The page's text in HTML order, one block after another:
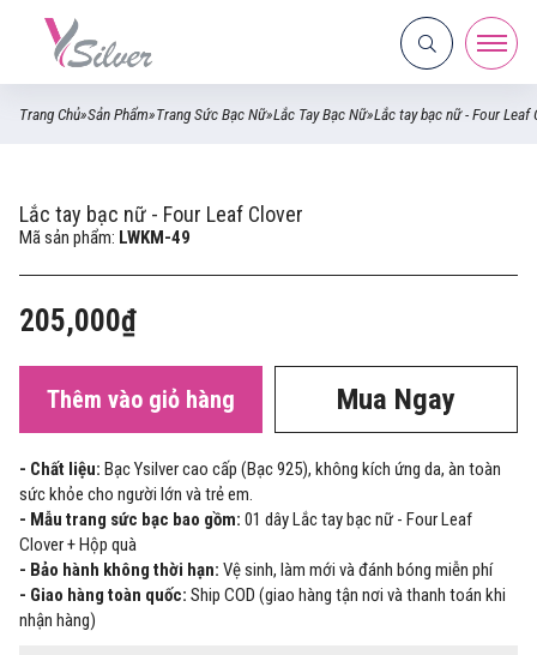
Trang Chủ»Sản Phẩm»Trang Sức Bạc Nữ»Lắc Tay Bạc Nữ»Lắc tay bạc nữ - Four Leaf
Lắc tay bạc nữ - Four Leaf Clover
Mã sản phẩm: LWKM-49
205,000₫
Thêm vào giỏ hàng Mua Ngay
- Chất liệu: Bạc Ysilver cao cấp (Bạc 925), không kích ứng da, àn toàn
sức khỏe cho người lớn và trẻ em.
- Mẫu trang sức bạc bao gồm: 01 dây Lắc tay bạc nữ - Four Leaf
Clover + Hộp quà
- Bảo hành không thời hạn: Vệ sinh, làm mới và đánh bóng miễn phí
- Giao hàng toàn quốc: Ship COD (giao hàng tận nơi và thanh toán khi
nhận hàng)